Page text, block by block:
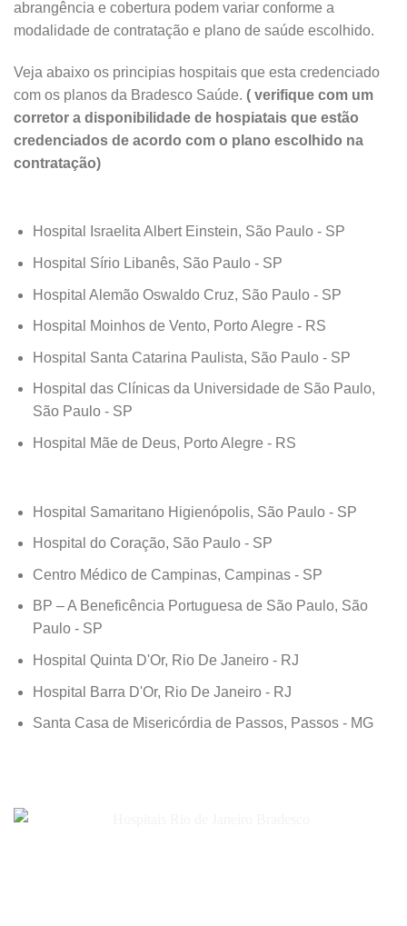
abrangência e cobertura podem variar conforme a
modalidade de contratação e plano de saúde escolhido.
Veja abaixo os principias hospitais que esta credenciado
com os planos da Bradesco Saúde. ( verifique com um
corretor a disponibilidade de hospiatais que estão
credenciados de acordo com o plano escolhido na
contratação)
Hospital Israelita Albert Einstein, São Paulo - SP
Hospital Sírio Libanês, São Paulo - SP
Hospital Alemão Oswaldo Cruz, São Paulo - SP
Hospital Moinhos de Vento, Porto Alegre - RS
Hospital Santa Catarina Paulista, São Paulo - SP
Hospital das Clínicas da Universidade de São Paulo,
São Paulo - SP
Hospital Mãe de Deus, Porto Alegre - RS
Hospital Samaritano Higienópolis, São Paulo - SP
Hospital do Coração, São Paulo - SP
Centro Médico de Campinas, Campinas - SP
BP – A Beneficência Portuguesa de São Paulo, São
Paulo - SP
Hospital Quinta D'Or, Rio De Janeiro - RJ
Hospital Barra D'Or, Rio De Janeiro - RJ
Santa Casa de Misericórdia de Passos, Passos - MG